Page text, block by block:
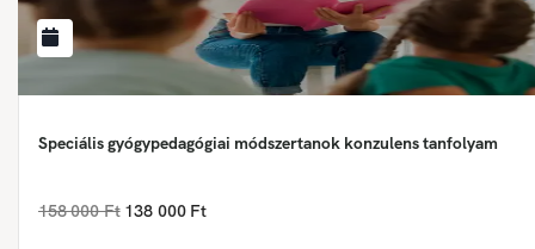
Speciális gyógypedagógiai módszertanok konzulens tanfolyam
158 000 Ft 138 000 Ft